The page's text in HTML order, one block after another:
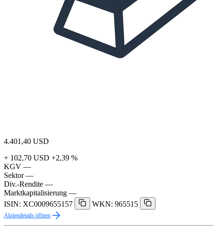
4.401,40 USD
+ 102,70 USD +2,39 %
KGV —
Sektor —
Div.-Rendite —
Marktkapitalisierung —
ISIN: XC0009655157
WKN: 965515
Aktiendetails öffnen